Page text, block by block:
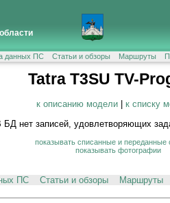
данных ПС Статьи и обзоры Маршруты
Tatra T3SU TV-
к описанию модели
к списку
БД нет записей, удовлетворяющих
показывать списанные и переданные
показывать фотографии
ПС Статьи и обзоры Маршруты